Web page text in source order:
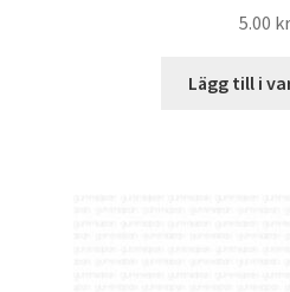
5.00 kr
Lägg till i